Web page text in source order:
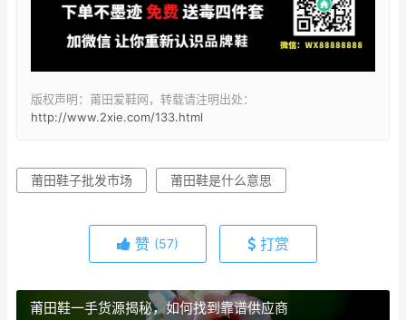
版权声明：莆田爱鞋网，转载请注明出处：
http://www.2xie.com/133.html
莆田鞋子批发市场 莆田鞋是什么意思
赞 (57) 打赏
莆田鞋一手货源揭秘，如何找到靠谱供应商